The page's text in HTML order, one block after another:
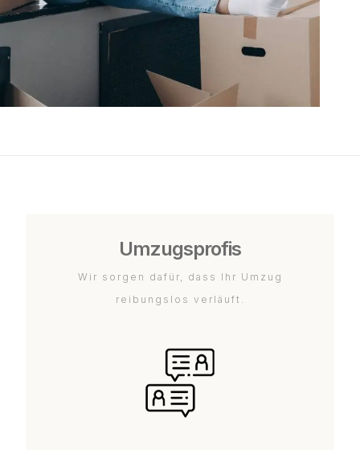
Umzugsprofis
Wir sorgen dafür, dass Ihr Umzug
reibungslos verläuft.